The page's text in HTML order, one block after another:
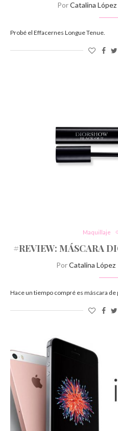
PorCatalina López
Probé el Effacernes Longue Tenue.
Maquillaje
#REVIEW: MÁSCARA
PorCatalina López
Hace un tiempo compré es máscara